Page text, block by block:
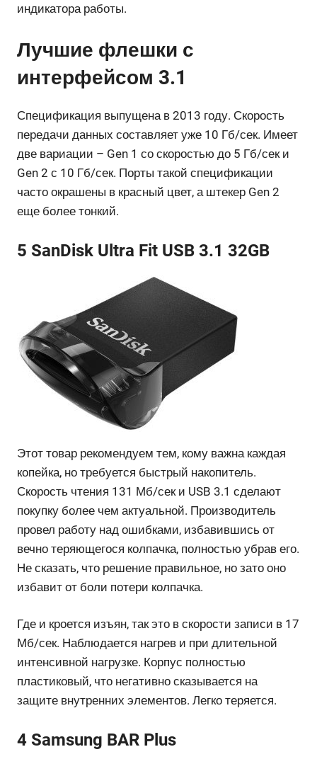
индикатора работы.
Лучшие флешки с
интерфейсом 3.1
Спецификация выпущена в 2013 году. Скорость
передачи данных составляет уже 10 Гб/сек. Имеет
две вариации – Gen 1 со скоростью до 5 Гб/сек и
Gen 2 с 10 Гб/сек. Порты такой спецификации
часто окрашены в красный цвет, а штекер Gen 2
еще более тонкий.
5 SanDisk Ultra Fit USB 3.1 32GB
Этот товар рекомендуем тем, кому важна каждая
копейка, но требуется быстрый накопитель.
Скорость чтения 131 Мб/сек и USB 3.1 сделают
покупку более чем актуальной. Производитель
провел работу над ошибками, избавившись от
вечно теряющегося колпачка, полностью убрав его.
Не сказать, что решение правильное, но зато оно
избавит от боли потери колпачка.
Где и кроется изъян, так это в скорости записи в 17
Мб/сек. Наблюдается нагрев и при длительной
интенсивной нагрузке. Корпус полностью
пластиковый, что негативно сказывается на
защите внутренних элементов. Легко теряется.
4 Samsung BAR Plus